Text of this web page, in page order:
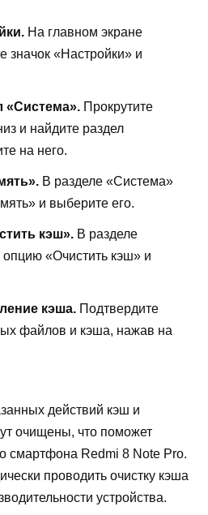
На главном экране
значок «Настройки» и
«Система». Прокрутите
и найдите раздел
на него.
В разделе «Система»
и выберите его.
кэш». В разделе
«Очистить кэш» и
кэша. Подтвердите
файлов и кэша, нажав на
действий кэш и
очищены, что поможет
смартфона Redmi 8 Note Pro.
проводить очистку кэша
устройства.